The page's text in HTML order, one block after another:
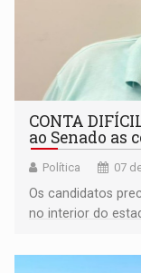
CONTA
ao Senado
Política 07
Os candidatos
no interior do
garantir